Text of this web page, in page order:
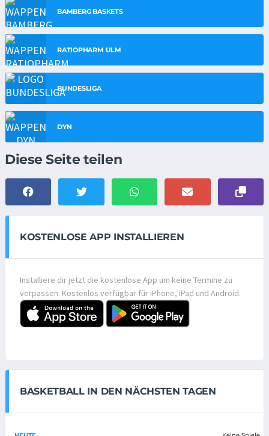
BAMBERG BASKETS
RATIOPHARM ULM
BUNDESLIGA
DYN
Diese Seite teilen
KOSTENLOSE APP INSTALLIEREN
Installiere dir jetzt die kostenlose App um keine Termine zu
verpassen. Kostenlos verfügbar für iPhone, iPad und Android.
BASKETBALL IN DEN NÄCHSTEN TAGEN